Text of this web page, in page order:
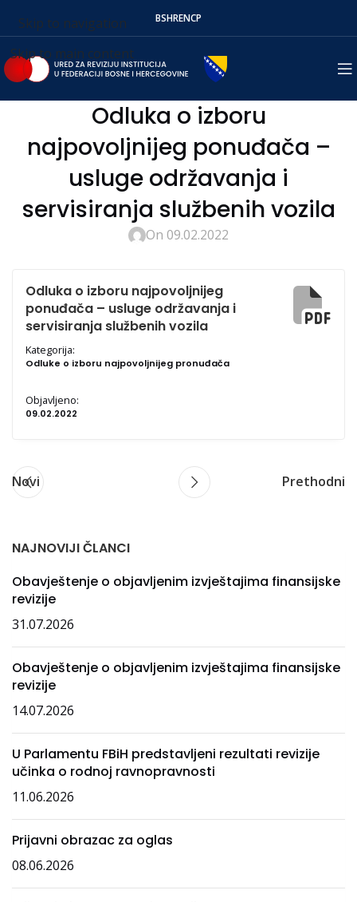
Skip to navigation
Skip to main content
BSHRENСР
Odluka o izboru
najpovoljnijeg ponuđača –
usluge održavanja i
servisiranja službenih vozila
On 09.02.2022
Odluka o izboru najpovoljnijeg
ponuđača – usluge održavanja i
servisiranja službenih vozila
Kategorija:
Odluke o izboru najpovoljnijeg pronuđača
Objavljeno:
09.02.2022
Novi Prethodni
NAJNOVIJI ČLANCI
Obavještenje o objavljenim izvještajima finansijske
revizije
31.07.2026
Obavještenje o objavljenim izvještajima finansijske
revizije
14.07.2026
U Parlamentu FBiH predstavljeni rezultati revizije
učinka o rodnoj ravnopravnosti
11.06.2026
Prijavni obrazac za oglas
08.06.2026